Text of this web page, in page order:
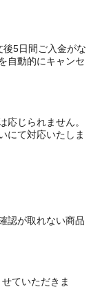
5日間ご入金がな
自動的にキャンセ
応じられません。
にて対応いたしま
認が取れない商品
ていただきま